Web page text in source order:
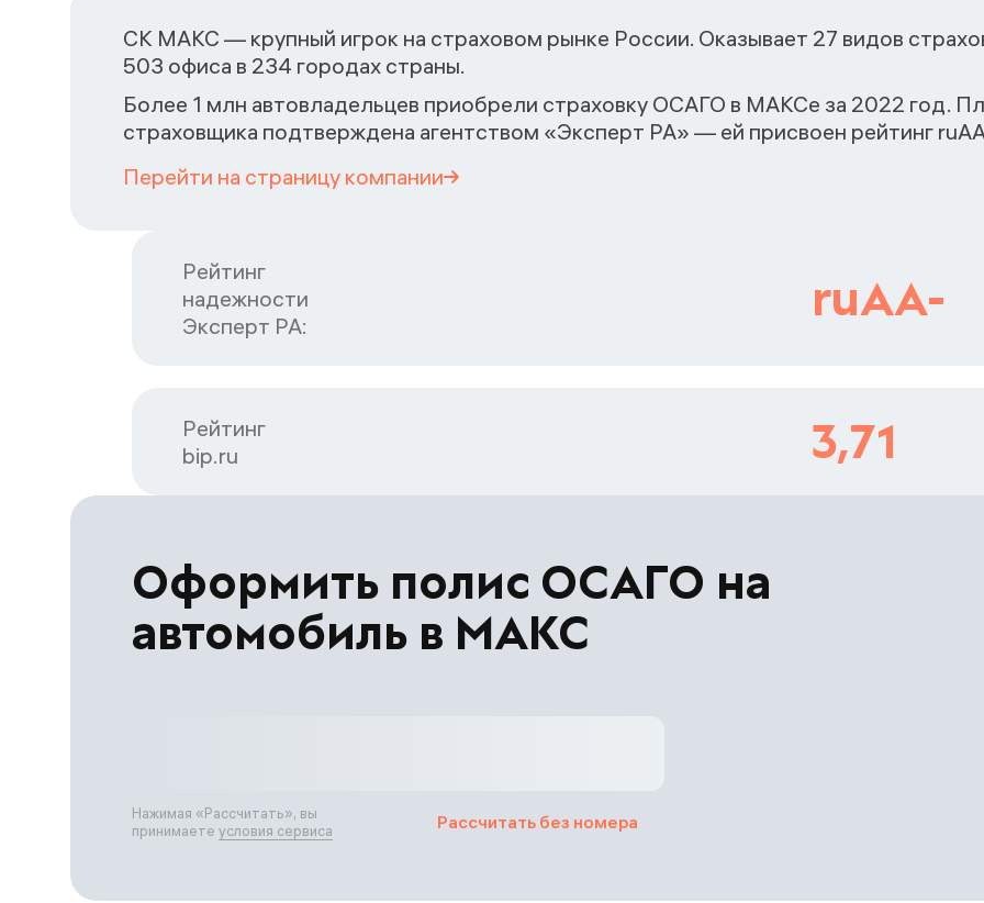
СК МАКС — крупный игрок на страховом рынке России. Оказывает 27 видов
503 офиса в 234 городах страны.
Более 1 млн автовладельцев приобрели страховку ОСАГО в МАКСе за 2022 год.
страховщика подтверждена агентством «Эксперт РА» — ей присвоен рейтинг
Перейти на страницу компании
Рейтинг
надежности
Эксперт РА:
ruAA-
Рейтинг
bip.ru
3,71
Оформить полис ОСАГО на
автомобиль в МАКС
Рассчитать без номера
Нажимая «Рассчитать», вы
принимаете условия сервиса